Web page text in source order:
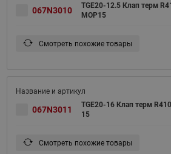
067N3010
TGE20-12.5 Клап терм
MOP15
Смотреть похожие товары
067N3011
TGE20-16 Клап терм
15
Смотреть похожие товары